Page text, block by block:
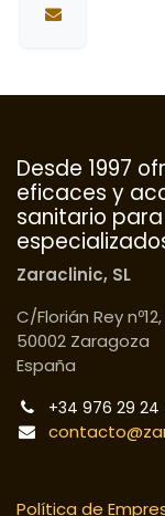
Desde 1997
eficaces y
sanitario
Zaraclinic, SL
C/Florián Rey
50002 Zaragoza
España
+34 976 29 24
Política de